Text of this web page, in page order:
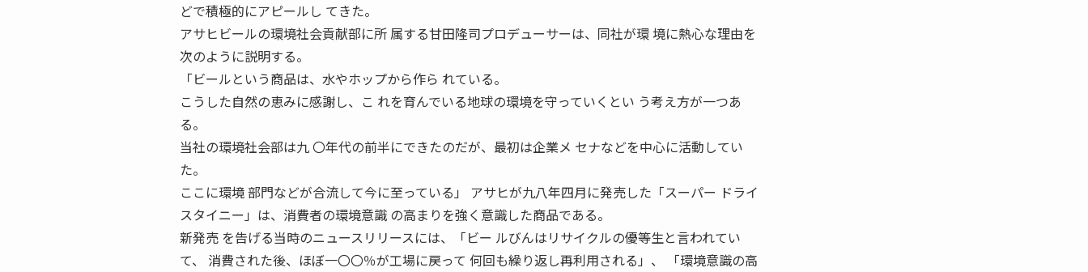
どで積極的にアピールし てきた。
アサヒビールの環境社会貢献部に所 属する甘田隆司プロデューサーは、同社が環 境に熱心な理由を
次のように説明する。
「ビールという商品は、水やホップから作ら れている。
こうした自然の恵みに感謝し、こ れを育んでいる地球の環境を守っていくとい う考え方が一つあ
る。
当社の環境社会部は九 〇年代の前半にできたのだが、最初は企業メ セナなどを中心に活動してい
た。
ここに環境 部門などが合流して今に至っている」 アサヒが九八年四月に発売した「スーパー ドライ
スタイニー」は、消費者の環境意識 の高まりを強く意識した商品である。
新発売 を告げる当時のニュースリリースには、「ビー ルびんはリサイクルの優等生と言われてい
て、 消費された後、ほぼ一〇〇％が工場に戻って 何回も繰り返し再利用される」、 「環境意識の高